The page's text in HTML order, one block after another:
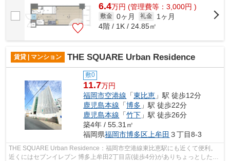
6.4万円 (管理費等：3,000円 )
敷金 0ヶ月 礼金
1ヶ月
4階 / 1K / 24.85㎡
賃貸 | マンション THE SQUARE Urban Residence
敷0
11.7万円
福岡市空港線 「東比恵 」駅 徒歩12分
鹿児島本線 「博多 」駅 徒歩22分
鹿児島本線 「竹下 」駅 徒歩26分
築4年 / 55.31㎡
福岡県福岡市博多区 上牟田 ３丁目8-3
THE SQUARE Urban Residence：福岡市空港線東比恵駅にも近くて便利。
近くにはセブンイレブン 博多上牟田2丁目店(徒歩4分)がありちょっとした買